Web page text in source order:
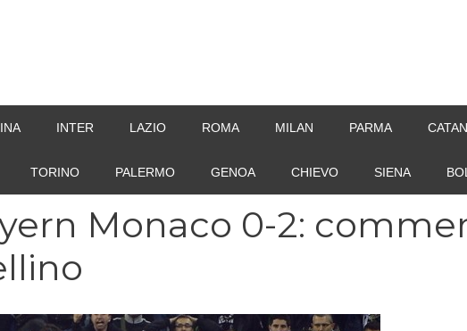
INTER LAZIO ROMA MILAN PARMA
TORINO PALERMO GENOA CHIEVO SIENA
Monaco 0-2: